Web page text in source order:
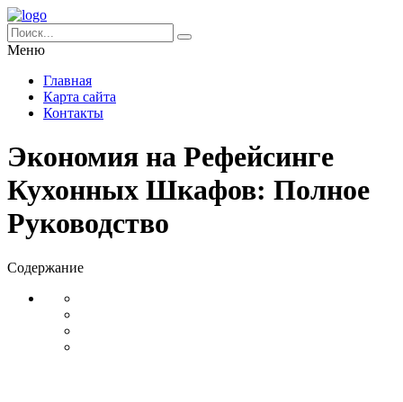
Меню
Главная
Карта сайта
Контакты
Экономия на Рефейсинге
Кухонных Шкафов: Полное
Руководство
Содержание